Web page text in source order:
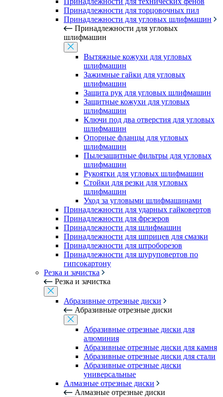
Принадлежности для торцовочных пил
Принадлежности для угловых шлифмашин
Принадлежности для угловых
шлифмашин
Вытяжные кожухи для угловых
шлифмашин
Зажимные гайки для угловых
шлифмашин
Защита рук для угловых шлифмашин
Защитные кожухи для угловых
шлифмашин
Ключи под два отверстия для угловых
шлифмашин
Опорные фланцы для угловых
шлифмашин
Пылезащитные фильтры для угловых
шлифмашин
Рукоятки для угловых шлифмашин
Стойки для резки для угловых
шлифмашин
Уход за угловыми шлифмашинами
Принадлежности для ударных гайковертов
Принадлежности для фрезеров
Принадлежности для шлифмашин
Принадлежности для шприцев для смазки
Принадлежности для штроборезов
Принадлежности для шуруповертов по
гипсокартону
Резка и зачистка
Резка и зачистка
Абразивные отрезные диски
Абразивные отрезные диски
Абразивные отрезные диски для
алюминия
Абразивные отрезные диски для камня
Абразивные отрезные диски для стали
Абразивные отрезные диски
универсальные
Алмазные отрезные диски
Алмазные отрезные диски